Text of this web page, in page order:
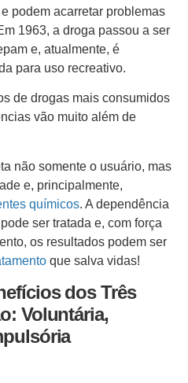
podem acarretar problemas
1963, a droga passou a ser
e, atualmente, é
para uso recreativo.
de drogas mais consumidos
vão muito além de
não somente o usuário, mas
e, principalmente,
químicos. A dependência
ser tratada e, com força
os resultados podem ser
que salva vidas!
dos Três
Voluntária,